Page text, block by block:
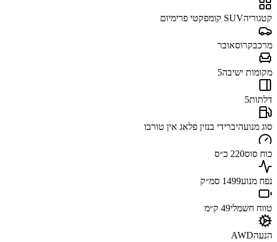
קטגוריהSUV קומפקטי פרימיום
מרכבקרוסאובר
מקומות ישיבה5
דלתות5
סוג מנועהיברידי בנזין פלאג אין טורבו
כוח סוס220 כ״ס
נפח מנוע1499 סמ״ק
טווח חשמלי49 ק״מ
הנעהAWD